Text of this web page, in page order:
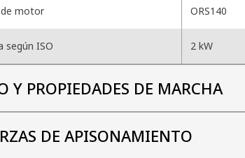
motor ORS140
según ISO 2 kW
Y PROPIEDADES DE MARCHA
DE APISONAMIENTO